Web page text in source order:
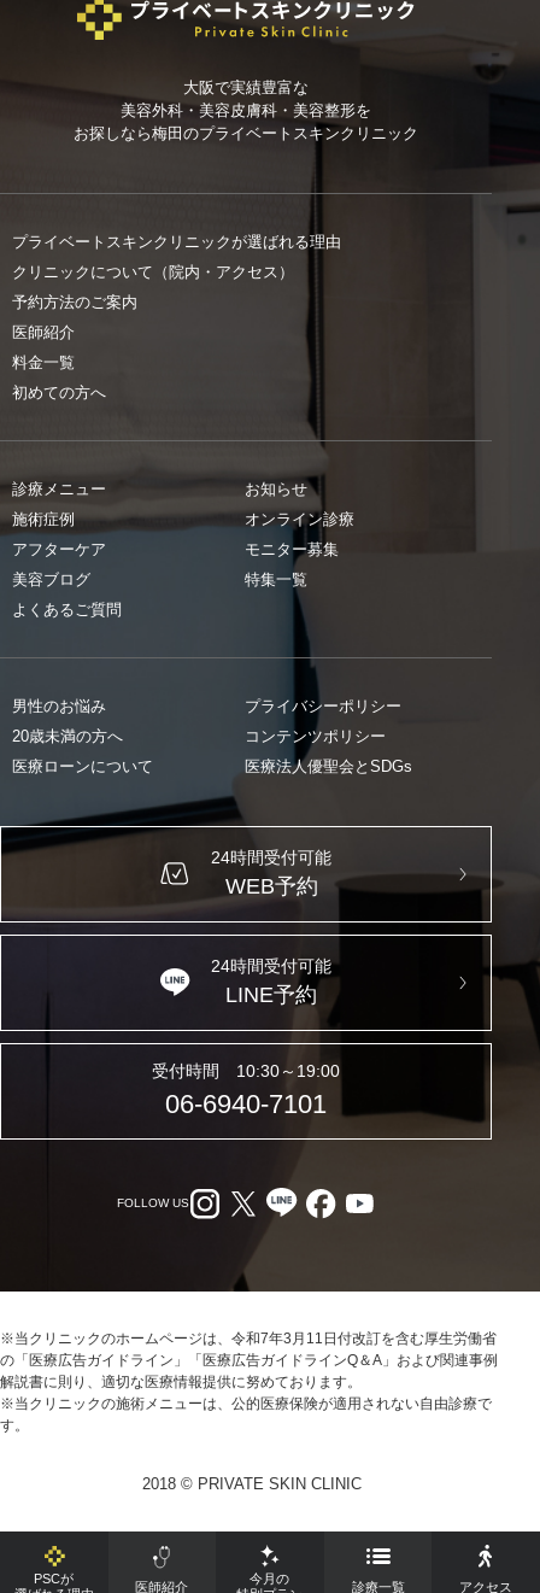
大阪で実績豊富な
美容外科・美容皮膚科・美容整形を
お探しなら梅田のプライベートスキンクリニック
プライベートスキンクリニックが選ばれる理由
クリニックについて（院内・アクセス）
予約方法のご案内
医師紹介
料金一覧
初めての方へ
診療メニュー
施術症例
アフターケア
美容ブログ
よくあるご質問
お知らせ
オンライン診療
モニター募集
特集一覧
男性のお悩み
20歳未満の方へ
医療ローンについて
プライバシーポリシー
コンテンツポリシー
医療法人優聖会とSDGs
24時間受付可能
WEB予約
24時間受付可能
LINE予約
受付時間 10:30～19:00
06-6940-7101
FOLLOW US
※当クリニックのホームページは、令和7年3月11日付改訂を含む厚生労働省
の「医療広告ガイドライン」「医療広告ガイドラインQ＆A」および関連事例
解説書に則り、適切な医療情報提供に努めております。
※当クリニックの施術メニューは、公的医療保険が適用されない自由診療で
す。
2018 © PRIVATE SKIN CLINIC
PSCが
医師紹介
今月の
診療一覧 アクセス